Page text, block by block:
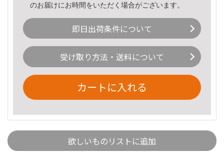
のお届けにお時間をいただく場合がございます。
即日出荷条件について
受け取り方法・送料について
カートに入れる
欲しいものリストに追加